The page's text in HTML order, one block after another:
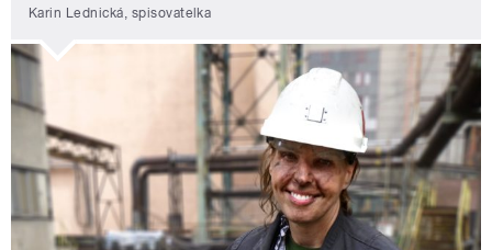
Karin Lednická, spisovatelka